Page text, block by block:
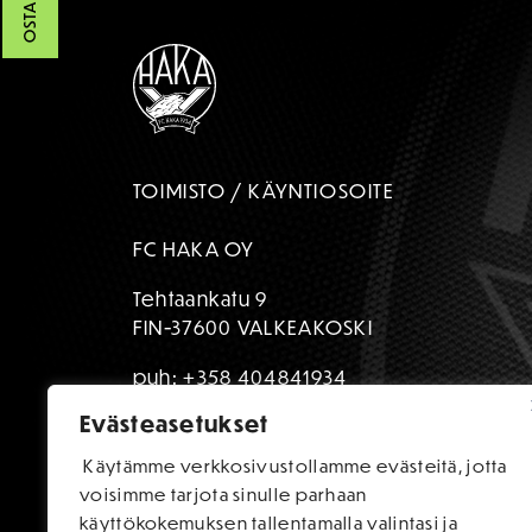
Evästeasetukset
Käytämme verkkosivustollamme evästeitä, jotta
voisimme tarjota sinulle parhaan
käyttökokemuksen tallentamalla valintasi ja
TOIMISTO / KÄYNTIOSOITE
FC HAKA OY
Tehtaankatu 9
FIN-37600 VALKEAKOSKI
puh:+358 404841934
toimisto@fchaka.fi